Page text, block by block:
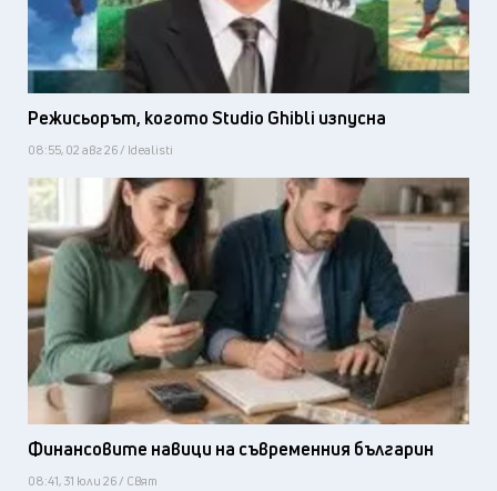
Режисьорът, когото Studio Ghibli изпусна
08:55, 02 авг 26 / Idealisti
Финансовите навици на съвременния българин
08:41, 31 юли 26 / Свят